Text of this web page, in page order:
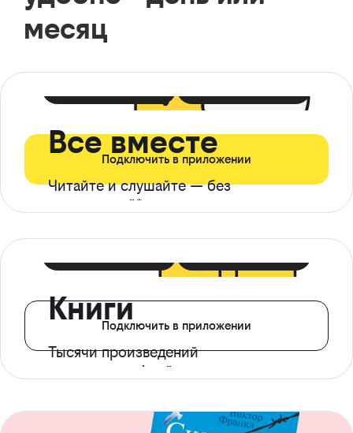
месяц
Все вместе
Читайте и слушайте — без
ограничений*
Подключить в приложении
Книги
Тысячи произведений
с доступом офлайн
Подключить в приложении